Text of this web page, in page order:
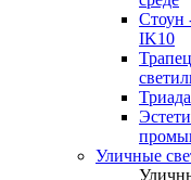
Стоун
IK10
Уличные